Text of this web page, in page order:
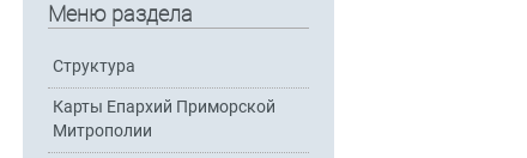
Меню раздела
Структура
Карты Епархий Приморской
Митрополии